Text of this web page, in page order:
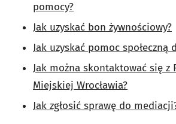
pomocy?
Jak uzyskać bon żywnościowy?
Jak uzyskać pomoc społeczną
Jak można skontaktować się z
Miejskiej Wrocławia?
Jak zgłosić sprawę do